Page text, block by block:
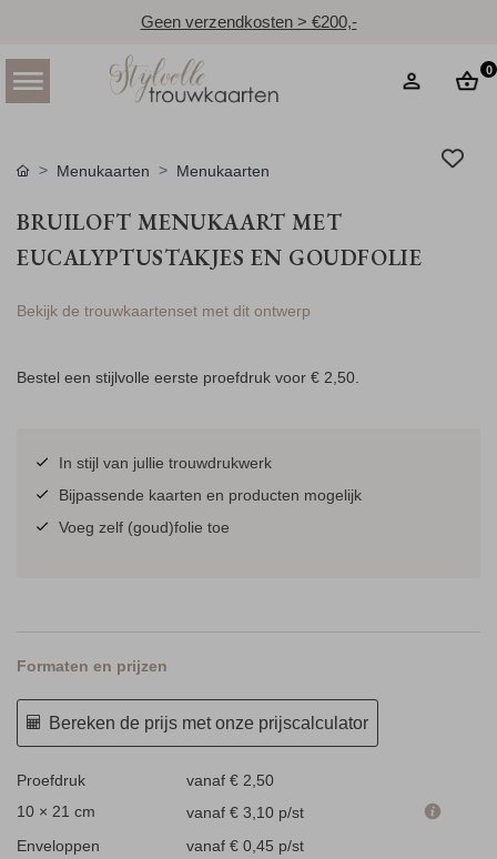
Geen verzendkosten > €200,-
0
Menukaarten Menukaarten
BRUILOFT MENUKAART MET
EUCALYPTUSTAKJES EN GOUDFOLIE
Bekijk de trouwkaartenset met dit ontwerp
Bestel een stijlvolle eerste proefdruk voor € 2,50.
In stijl van jullie trouwdrukwerk
Bijpassende kaarten en producten mogelijk
Voeg zelf (goud)folie toe
Formaten en prijzen
Bereken de prijs met onze prijscalculator
Proefdruk
vanaf € 2,50
10 × 21 cm
vanaf € 3,10 p/st
Enveloppen
vanaf € 0,45 p/st